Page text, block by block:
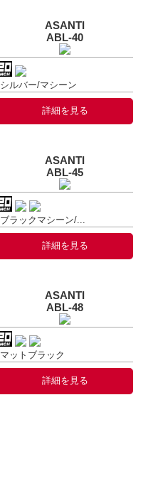
ASANTI
ABL-40
シルバー/マシーン
詳細を見る
ASANTI
ABL-45
ブラックマシーン/...
詳細を見る
ASANTI
ABL-48
マットブラック
詳細を見る